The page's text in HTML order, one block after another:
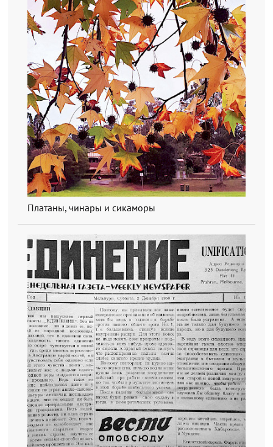
Платаны, чинары и сикаморы